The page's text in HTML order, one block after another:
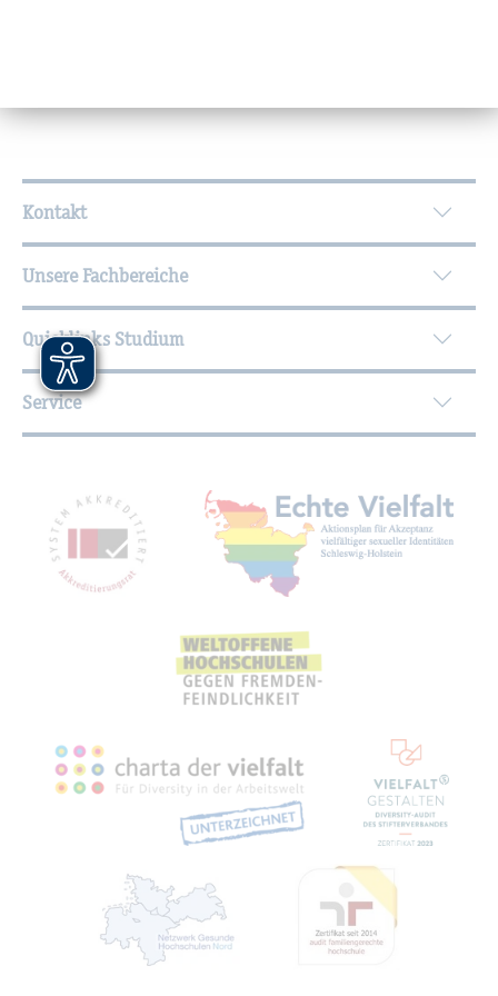
Wei­ter­füh­ren­de In­for­ma­tio­nen
Kontakt
Unsere Fachbereiche
Quicklinks Studium
Service
Mit­glied­schaf­ten,